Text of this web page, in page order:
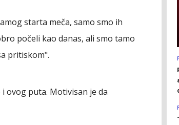
starta meča, samo smo ih
počeli kao danas, ali smo tamo
pritiskom".
ovog puta. Motivisan je da